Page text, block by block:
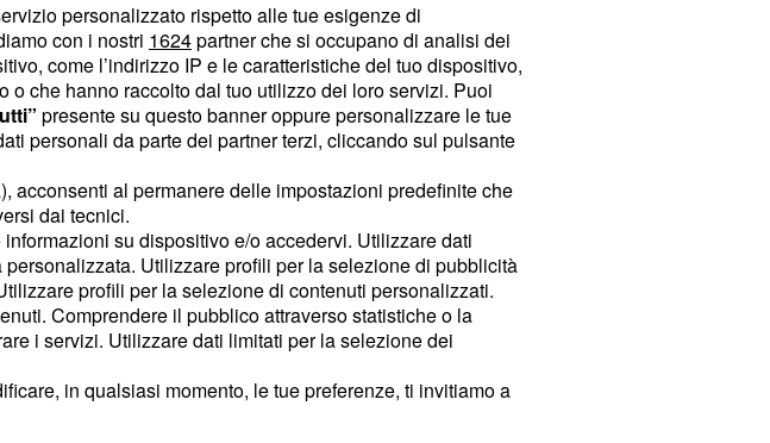
personalizzato rispetto alle tue esigenze di
con i nostri 1624partner che si occupano di analisi dei
come l’indirizzo IP e le caratteristiche del tuo dispositivo,
che hanno raccolto dal tuo utilizzo dei loro servizi. Puoi
presente su questo banner oppure personalizzare le tue
personali da parte dei partner terzi, cliccando sul pulsante
acconsenti al permanere delle impostazioni predefinite che
dai tecnici.
su dispositivo e/o accedervi. Utilizzare dati
Utilizzare profili per la selezione di pubblicità
profili per la selezione di contenuti personalizzati.
Comprendere il pubblico attraverso statistiche o la
i servizi. Utilizzare dati limitati per la selezione dei
in qualsiasi momento, le tue preferenze, ti invitiamo a